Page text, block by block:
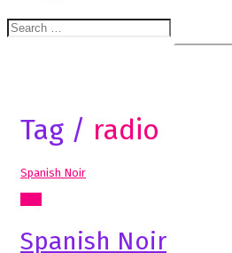
Search
for:
Tag / radio
Spanish Noir
Spanish Noir